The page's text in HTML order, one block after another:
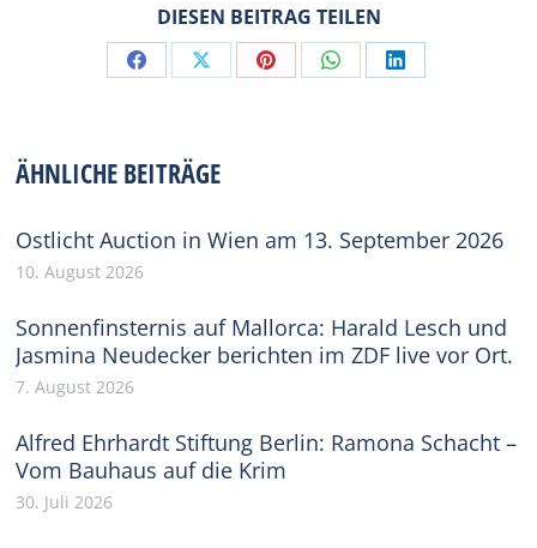
DIESEN BEITRAG TEILEN
Share Share Share Share Share
ÄHNLICHE BEITRÄGE
Ostlicht Auction in Wien am 13. September 2026
10. August 2026
Sonnenfinsternis auf Mallorca: Harald Lesch und
Jasmina Neudecker berichten im ZDF live vor Ort.
7. August 2026
Alfred Ehrhardt Stiftung Berlin: Ramona Schacht –
Vom Bauhaus auf die Krim
30. Juli 2026